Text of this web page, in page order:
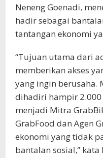
Neneng Goenadi,
hadir sebagai
tantangan ekonomi
“Tujuan utama dari
memberikan akses
yang ingin berusaha.
dihadiri hampir
menjadi Mitra
GrabFood dan Agen
ekonomi yang tidak
bantalan sosial,” kata